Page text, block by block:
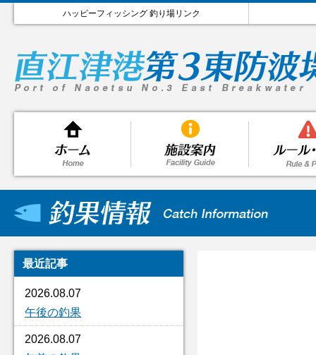
ハッピーフィッシング 釣り場リンク
最近記事
2026.08.07
午後の釣果
2026.08.07